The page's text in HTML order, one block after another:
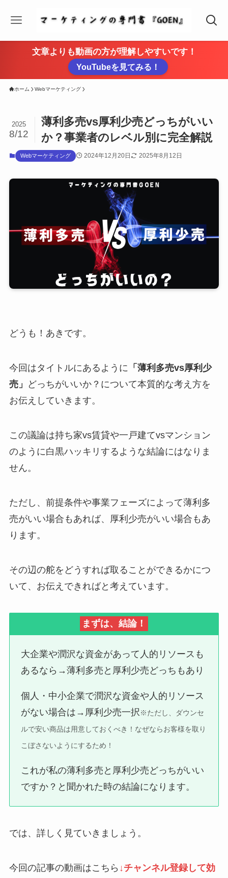
文章よりも動画の方が理解しやすいです！
YouTubeを見てみる！
ホーム Webマーケティング
薄利多売vs厚利少売どっちがいい
か？事業者のレベル別に完全解説
2025
8/12
Webマーケティング 2024年12月20日 2025年8月12日
どうも！あきです。
今回はタイトルにあるように 「薄利多売vs厚利少
売」
どっちがいいか？について本質的な考え方を
お伝えしていきます。
この議論は持ち家vs賃貸や一戸建てvsマンション
のように白黒ハッキリするような結論にはなりま
せん。
ただし、前提条件や事業フェーズによって薄利多
売がいい場合もあれば、厚利少売がいい場合もあ
ります。
その辺の舵をどうすれば取ることができるかにつ
いて、お伝えできればと考えています。
まずは、結論！
大企業や潤沢な資金があって人的リソースも
あるなら→薄利多売と厚利少売どっちもあり
個人・中小企業で潤沢な資金や人的リソース
がない場合は→厚利少売一択 ※ただし、ダウンセ
ルで安い商品は用意しておくべき！なぜならお客様を取り
こぼさないようにするため！
これが私の薄利多売と厚利少売どっちがいい
ですか？と聞かれた時の結論になります。
では、詳しく見ていきましょう。
今回の記事の動画はこちら ↓チャンネル登録して効